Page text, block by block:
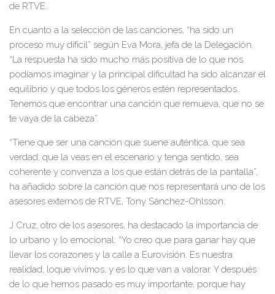
de RTVE.
En cuanto a la selección de las canciones, “ha sido un
proceso muy difícil” según Eva Mora, jefa de la Delegación.
“La respuesta ha sido mucho más positiva de lo que nos
podíamos imaginar y la principal dificultad ha sido alcanzar el
equilibrio y que todos los géneros estén representados.
Tenemos que encontrar una canción que remueva, que no se
te vaya de la cabeza”.
“Tiene que ser una canción que suene auténtica, que sea
verdad, que la veas en el escenario y tenga sentido, sea
coherente y convenza a los que están detrás de la pantalla”,
ha añadido sobre la canción que nos representará uno de los
asesores externos de RTVE, Tony Sánchez-Ohlsson.
J Cruz, otro de los asesores, ha destacado la importancia de
lo urbano y lo emocional: “Yo creo que para ganar hay que
llevar los corazones y la calle a Eurovisión. Es nuestra
realidad, loque vivimos, y es lo que van a valorar. Ydespués
de lo que hemos pasado es muy importante, porque hay